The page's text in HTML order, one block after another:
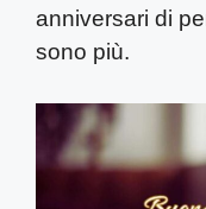
anniversari di
sono più.